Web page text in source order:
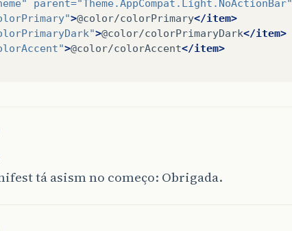
parent="Theme.AppCompat.Light.NoActionBar"
>@color/colorPrimary</item>
>@color/colorPrimaryDark</item>
>@color/colorAccent</item>
tá asism no começo: Obrigada.